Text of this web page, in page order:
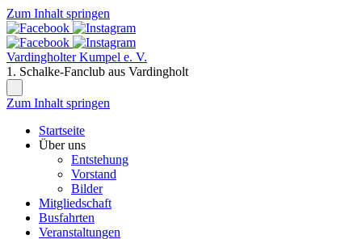
Zum Inhalt springen
Vardingholter Kumpel e. V.
1. Schalke-Fanclub aus Vardingholt
Zum Inhalt springen
Startseite
Über uns
Entstehung
Vorstand
Bilder
Mitgliedschaft
Busfahrten
Veranstaltungen